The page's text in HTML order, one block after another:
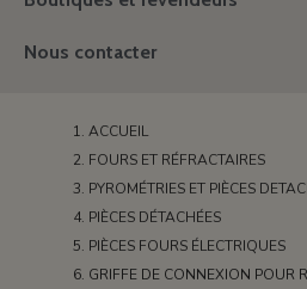
Nous contacter
ACCUEIL
FOURS ET RÉFRACTAIRES
PYROMÉTRIES ET PIÈCES
PIÈCES DÉTACHÉES
PIÈCES FOURS ÉLECTRIQUES
GRIFFE DE CONNEXION POUR